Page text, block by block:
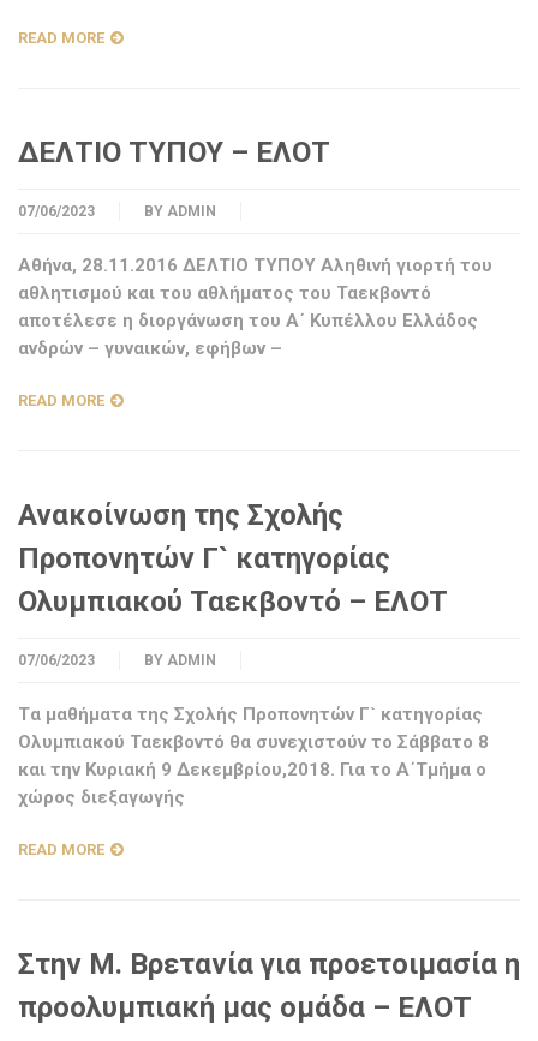
READ MORE
ΔΕΛΤΙΟ ΤΥΠΟΥ – ΕΛΟΤ
07/06/2023 BY ADMIN
Αθήνα, 28.11.2016 ΔΕΛΤΙΟ ΤΥΠΟΥ Αληθινή γιορτή του
αθλητισμού και του αθλήματος του Ταεκβοντό
αποτέλεσε η διοργάνωση του Α΄ Κυπέλλου Ελλάδος
ανδρών – γυναικών, εφήβων –
READ MORE
Ανακοίνωση της Σχολής
Προπονητών Γ` κατηγορίας
Ολυμπιακού Ταεκβοντό – ΕΛΟΤ
07/06/2023 BY ADMIN
Tα μαθήματα της Σχολής Προπονητών Γ` κατηγορίας
Ολυμπιακού Ταεκβοντό θα συνεχιστούν το Σάββατο 8
και την Κυριακή 9 Δεκεμβρίου,2018. Για το Α΄Τμήμα ο
χώρος διεξαγωγής
READ MORE
Στην Μ. Βρετανία για προετοιμασία η
προολυμπιακή μας ομάδα – ΕΛΟΤ